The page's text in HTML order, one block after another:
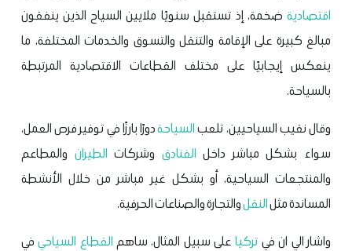
اقتصادية ضخمة، إذ تستقبل سنويًا ملايين السياح الذين ينفقون
مبالغ كبيرة على الإقامة والتنقل والتسوق والخدمات المختلفة، ما
ينعكس إيجابيًا على مختلف القطاعات الاقتصادية المرتبطة
بالسياحة.
وقال نقيب السياحيين، تلعبالسياحةدورًا بارزًا في توفير فرص العمل،
سواء بشكل مباشر داخل الفنادق وشركات الطيران والمطاعم
والمنتجعات السياحية، أو بشكل غير مباشر من خلال الأنشطة
المساندة مثلالنقلوالتجارة والصناعات الحرفية.
واشار الي ان في تركيا على سبيل المثال، ساهم القطاع السياحيفي